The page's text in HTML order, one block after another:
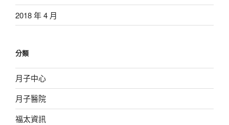
2018 年 4 月
分類
月子中心
月子醫院
福太資訊